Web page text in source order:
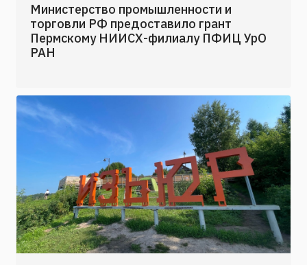
Министерство промышленности и
торговли РФ предоставило грант
Пермскому НИИСХ-филиалу ПФИЦ УрО
РАН